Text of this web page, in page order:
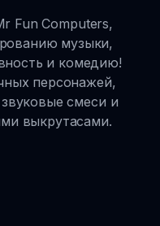
Fun Computers,
музыки,
и комедию!
персонажей,
смеси и
выкрутасами.